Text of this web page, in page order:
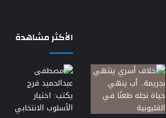
الأكثر مشاهدة